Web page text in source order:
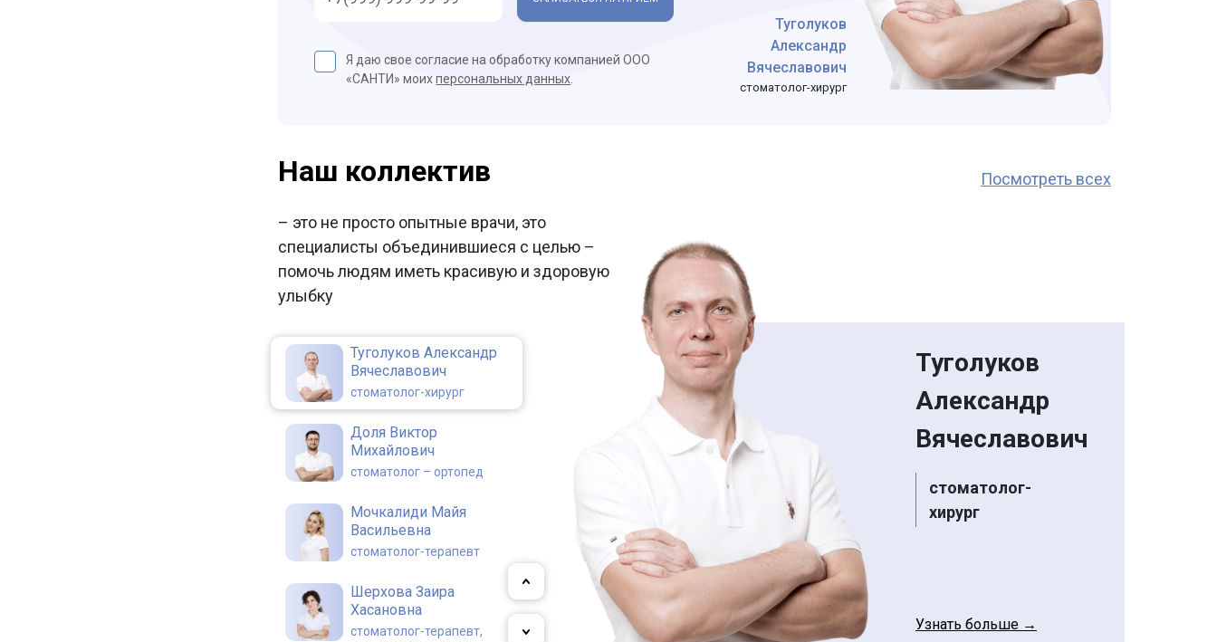
Я даю свое согласие на обработку компанией ООО
«САНТИ» моихперсональных данных
Туголуков
Александр
Вячеславович
стоматолог-хирург
Наш коллектив Посмотреть всех
– это не просто опытные врачи, это
специалисты объединившиеся с целью –
помочь людям иметь красивую и здоровую
улыбку
Туголуков Александр
Вячеславович
стоматолог-хирург
Доля Виктор
Михайлович
стоматолог – ортопед
Мочкалиди Майя
Васильевна
стоматолог-терапевт
Шерхова Заира
Хасановна
стоматолог-терапевт,
Туголуков
Александр
Вячеславович
стоматолог-
хирург
Узнать больше →